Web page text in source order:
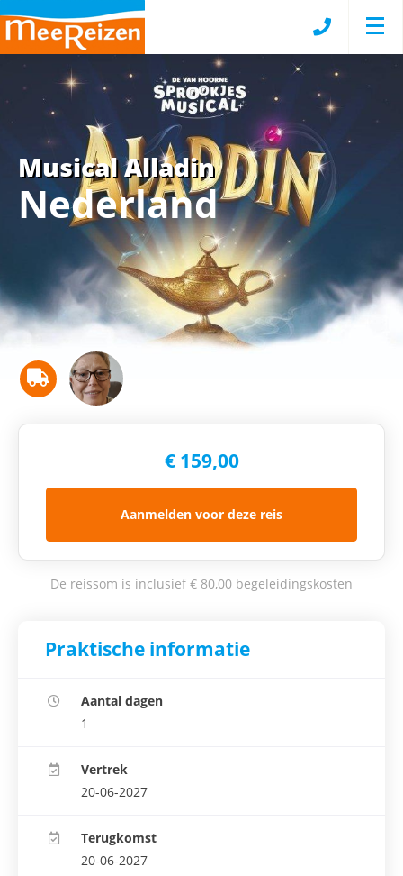
Musical Alladin
Nederland
€ 159,00
Aanmelden voor deze reis
De reissom is inclusief € 80,00 begeleidingskosten
Praktische informatie
Aantal dagen
1
Vertrek
20-06-2027
Terugkomst
20-06-2027